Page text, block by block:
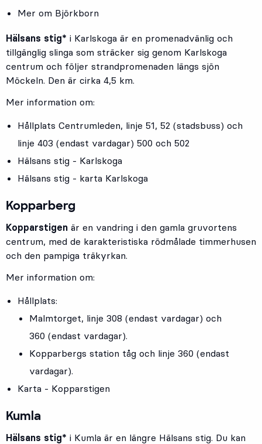
Mer om Björkborn
Hälsans stig* i Karlskoga är en promenadvänlig och
tillgänglig slinga som sträcker sig genom Karlskoga
centrum och följer strandpromenaden längs sjön
Möckeln. Den är cirka 4,5 km.
Mer information om:
Hållplats Centrumleden, linje 51, 52 (stadsbuss) och
linje 403 (endast vardagar) 500 och 502
Hälsans stig - Karlskoga
Hälsans stig - karta Karlskoga
Kopparberg
Kopparstigen är en vandring i den gamla gruvortens
centrum, med de karakteristiska rödmålade timmerhusen
och den pampiga träkyrkan.
Mer information om:
Hållplats:
Malmtorget, linje 308 (endast vardagar) och
360 (endast vardagar).
Kopparbergs station tåg och linje 360 (endast
vardagar).
Karta - Kopparstigen
Kumla
Hälsans stig* i Kumla är en längre Hälsans stig. Du kan